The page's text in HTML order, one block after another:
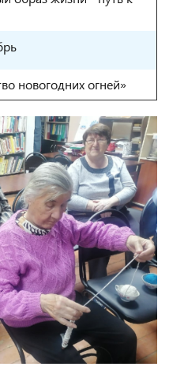
новогодних огней»